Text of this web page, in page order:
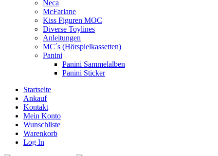
Neca
McFarlane
Kiss Figuren MOC
Diverse Toylines
Anleitungen
MC´s (Hörspielkassetten)
Panini
Panini Sammelalben
Panini Sticker
Startseite
Ankauf
Kontakt
Mein Konto
Wunschliste
Warenkorb
Log In